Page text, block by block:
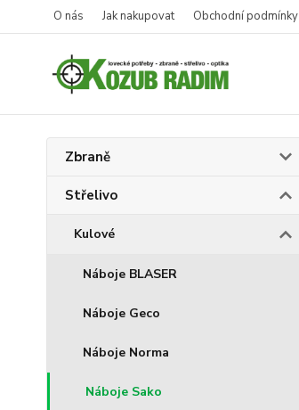
O nás Jak nakupovat Obchodní podmínky
Zbraně
Střelivo
Kulové
Náboje BLASER
Náboje Geco
Náboje Norma
Náboje Sako